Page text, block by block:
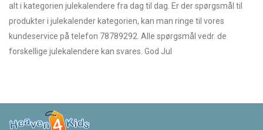
alt i kategorien julekalendere fra dag til dag. Er der spørgsmål til
produkter i julekalender kategorien, kan man ringe til vores
kundeservice på telefon 78789292. Alle spørgsmål vedr. de
forskellige julekalendere kan svares. God Jul